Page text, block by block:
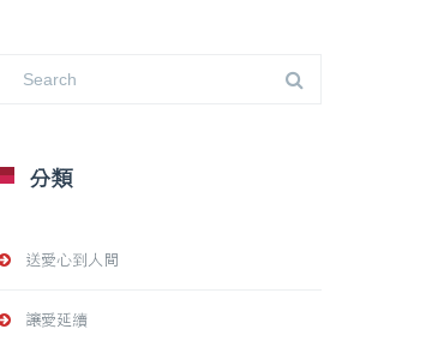
分類
送愛心到人間
讓愛延續